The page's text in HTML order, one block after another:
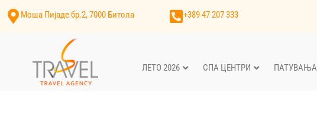
Моша Пијаде бр.2, 7000 Битола +389 47 207 333
ЛЕТО 2026 СПА ЦЕНТРИ ПАТУВАЊА